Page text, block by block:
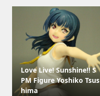
Love Live! Sunshine!! S
PM Figure Yoshiko Tsus
hima